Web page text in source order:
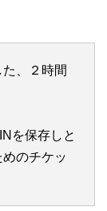
、２時間
を保存しと
のチケッ